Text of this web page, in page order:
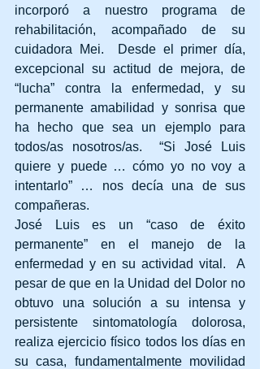
incorporó a nuestro programa de
rehabilitación, acompañado de su
cuidadora Mei.  Desde el primer día,
excepcional su actitud de mejora, de
“lucha” contra la enfermedad, y su
permanente amabilidad y sonrisa que
ha hecho que sea un ejemplo para
todos/as nosotros/as.  “Si José Luis
quiere y puede … cómo yo no voy a
intentarlo” … nos decía una de sus
compañeras.
José Luis es un “caso de éxito
permanente” en el manejo de la
enfermedad y en su actividad vital.  A
pesar de que en la Unidad del Dolor no
obtuvo una solución a su intensa y
persistente sintomatología dolorosa,
realiza ejercicio físico todos los días en
su casa, fundamentalmente movilidad